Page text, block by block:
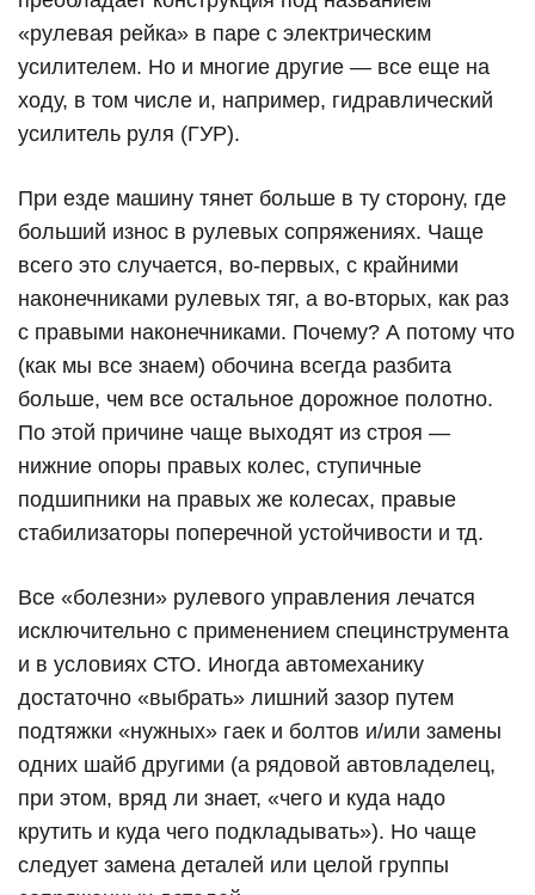
«рулевая рейка» в паре с электрическим
усилителем. Но и многие другие — все еще на
ходу, в том числе и, например, гидравлический
усилитель руля (ГУР).
При езде машину тянет больше в ту сторону, где
больший износ в рулевых сопряжениях. Чаще
всего это случается, во-первых, с крайними
наконечниками рулевых тяг, а во-вторых, как раз
с правыми наконечниками. Почему? А потому что
(как мы все знаем) обочина всегда разбита
больше, чем все остальное дорожное полотно.
По этой причине чаще выходят из строя —
нижние опоры правых колес, ступичные
подшипники на правых же колесах, правые
стабилизаторы поперечной устойчивости и тд.
Все «болезни» рулевого управления лечатся
исключительно с применением специнструмента
и в условиях СТО. Иногда автомеханику
достаточно «выбрать» лишний зазор путем
подтяжки «нужных» гаек и болтов и/или замены
одних шайб другими (а рядовой автовладелец,
при этом, вряд ли знает, «чего и куда надо
крутить и куда чего подкладывать»). Но чаще
следует замена деталей или целой группы